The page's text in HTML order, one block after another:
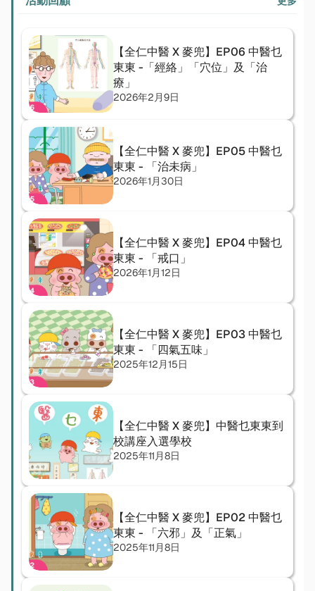
【全仁中醫 X 麥兜】EP06 中醫乜
東東 -「經絡」「穴位」及「治
療」
2026年2月9日
【全仁中醫 X 麥兜】EP05 中醫乜
東東 - 「治未病」
2026年1月30日
【全仁中醫 X 麥兜】EP04 中醫乜
東東 - 「戒口」
2026年1月12日
【全仁中醫 X 麥兜】EP03 中醫乜
東東 - 「四氣五味」
2025年12月15日
【全仁中醫 X 麥兜】中醫乜東東到
校講座入選學校
2025年11月8日
【全仁中醫 X 麥兜】EP02 中醫乜
東東 - 「六邪」及「正氣」
2025年11月8日